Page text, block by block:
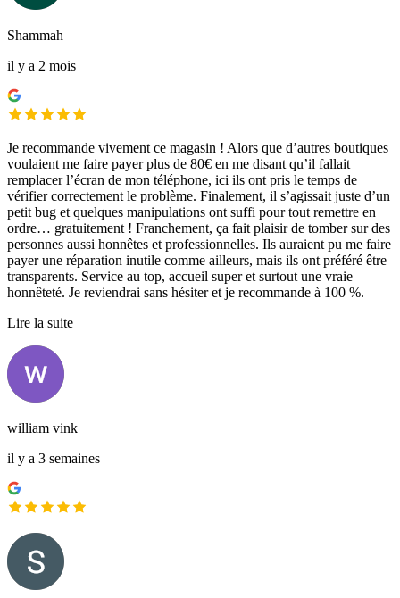
Shammah
il y a 2 mois
Je recommande vivement ce magasin ! Alors que d’autres boutiques
voulaient me faire payer plus de 80€ en me disant qu’il fallait
remplacer l’écran de mon téléphone, ici ils ont pris le temps de
vérifier correctement le problème. Finalement, il s’agissait juste d’un
petit bug et quelques manipulations ont suffi pour tout remettre en
ordre… gratuitement ! Franchement, ça fait plaisir de tomber sur des
personnes aussi honnêtes et professionnelles. Ils auraient pu me faire
payer une réparation inutile comme ailleurs, mais ils ont préféré être
transparents. Service au top, accueil super et surtout une vraie
honnêteté. Je reviendrai sans hésiter et je recommande à 100 %.
Lire la suite
william vink
il y a 3 semaines